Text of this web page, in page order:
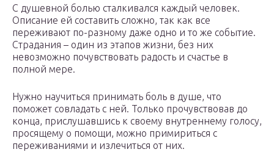
С душевной болью сталкивался каждый человек.
Описание ей составить сложно, так как все
переживают по-разному даже одно и то же событие.
Страдания – один из этапов жизни, без них
невозможно почувствовать радость и счастье в
полной мере.
Нужно научиться принимать боль в душе, что
поможет совладать с ней. Только прочувствовав до
конца, прислушавшись к своему внутреннему голосу,
просящему о помощи, можно примириться с
переживаниями и излечиться от них.